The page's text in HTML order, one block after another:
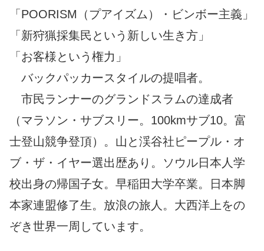
「POORISM（プアイズム）・ビンボー主義」
「新狩猟採集民という新しい生き方」
「お客様という権力」
バックパッカースタイルの提唱者。
市民ランナーのグランドスラムの達成者
（マラソン・サブスリー。100kmサブ10。富
士登山競争登頂）。山と渓谷社ピープル・オ
ブ・ザ・イヤー選出歴あり。ソウル日本人学
校出身の帰国子女。早稲田大学卒業。日本脚
本家連盟修了生。放浪の旅人。大西洋上をの
ぞき世界一周しています。